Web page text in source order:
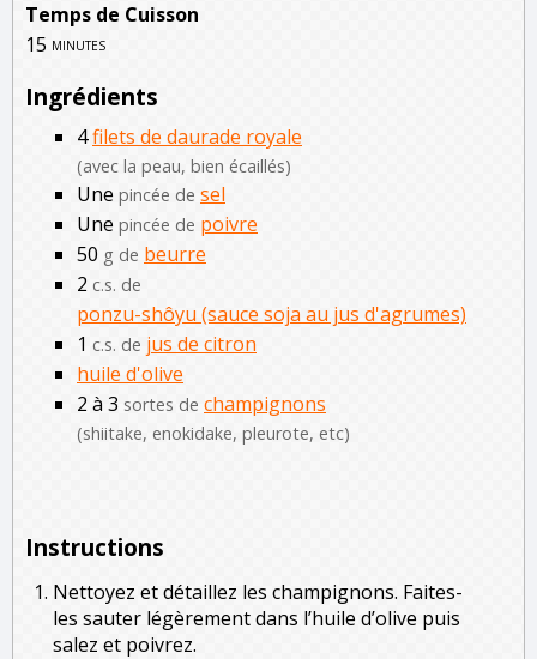
Temps de Cuisson
15 minutes
Ingrédients
4filets de daurade royale
(avec la peau, bien écaillés)
Une pincée de sel
Une pincée de poivre
50 g de beurre
2 c.s. de
ponzu-shôyu (sauce soja au jus d'agrumes)
1 c.s. de jus de citron
huile d'olive
2 à 3 sortes de champignons
(shiitake, enokidake, pleurote, etc)
Instructions
Nettoyez et détaillez les champignons. Faites-
les sauter légèrement dans l’huile d’olive puis
salez et poivrez.